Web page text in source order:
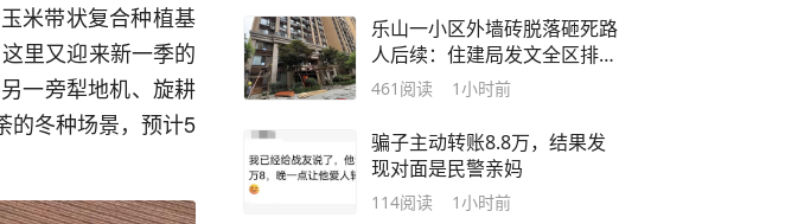
米带状复合种植基
里又迎来新一季的
一旁犁地机、旋耕
的冬种场景，预计5
乐山一小区外墙砖脱落砸死路
人后续：住建局发文全区排查
整治，事发小区多楼栋打围排
461 阅读 1小时前
骗子主动转账8.8万，结果发
现对面是民警亲妈
114阅读 1小时前